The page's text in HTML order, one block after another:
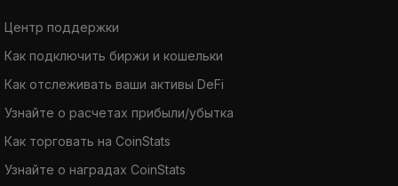
Центр поддержки
Как подключить биржи и кошельки
Как отслеживать ваши активы DeFi
Узнайте о расчетах прибыли/убытка
Как торговать на CoinStats
Узнайте о наградах CoinStats